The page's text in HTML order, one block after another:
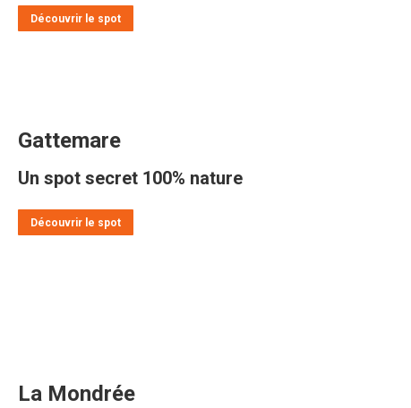
Découvrir le spot
Gattemare
Un spot secret 100% nature
Découvrir le spot
La Mondrée